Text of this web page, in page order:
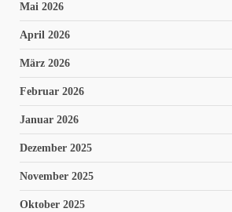
Mai 2026
April 2026
März 2026
Februar 2026
Januar 2026
Dezember 2025
November 2025
Oktober 2025